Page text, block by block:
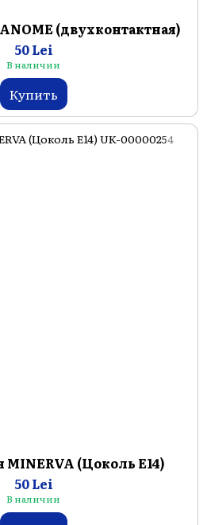
(двухконтактная)
50 Lei
В наличии
Купить
(Цоколь E14)
50 Lei
В наличии